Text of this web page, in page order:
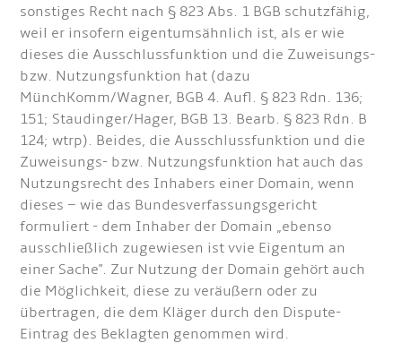
sonstiges Recht nach § 823 Abs. 1 BGB schutzfähig,
weil er insofern eigentumsähnlich ist, als er wie
dieses die Ausschlussfunktion und die Zuweisungs-
bzw. Nutzungsfunktion hat (dazu
MünchKomm/Wagner, BGB 4. Aufl. § 823 Rdn. 136;
151; Staudinger/Hager, BGB 13. Bearb. § 823 Rdn. B
124; wtrp). Beides, die Ausschlussfunktion und die
Zuweisungs- bzw. Nutzungsfunktion hat auch das
Nutzungsrecht des Inhabers einer Domain, wenn
dieses – wie das Bundesverfassungsgericht
formuliert - dem Inhaber der Domain „ebenso
ausschließlich zugewiesen ist vvie Eigentum an
einer Sache". Zur Nutzung der Domain gehört auch
die Möglichkeit, diese zu veräußern oder zu
übertragen, die dem Kläger durch den Dispute-
Eintrag des Beklagten genommen wird.